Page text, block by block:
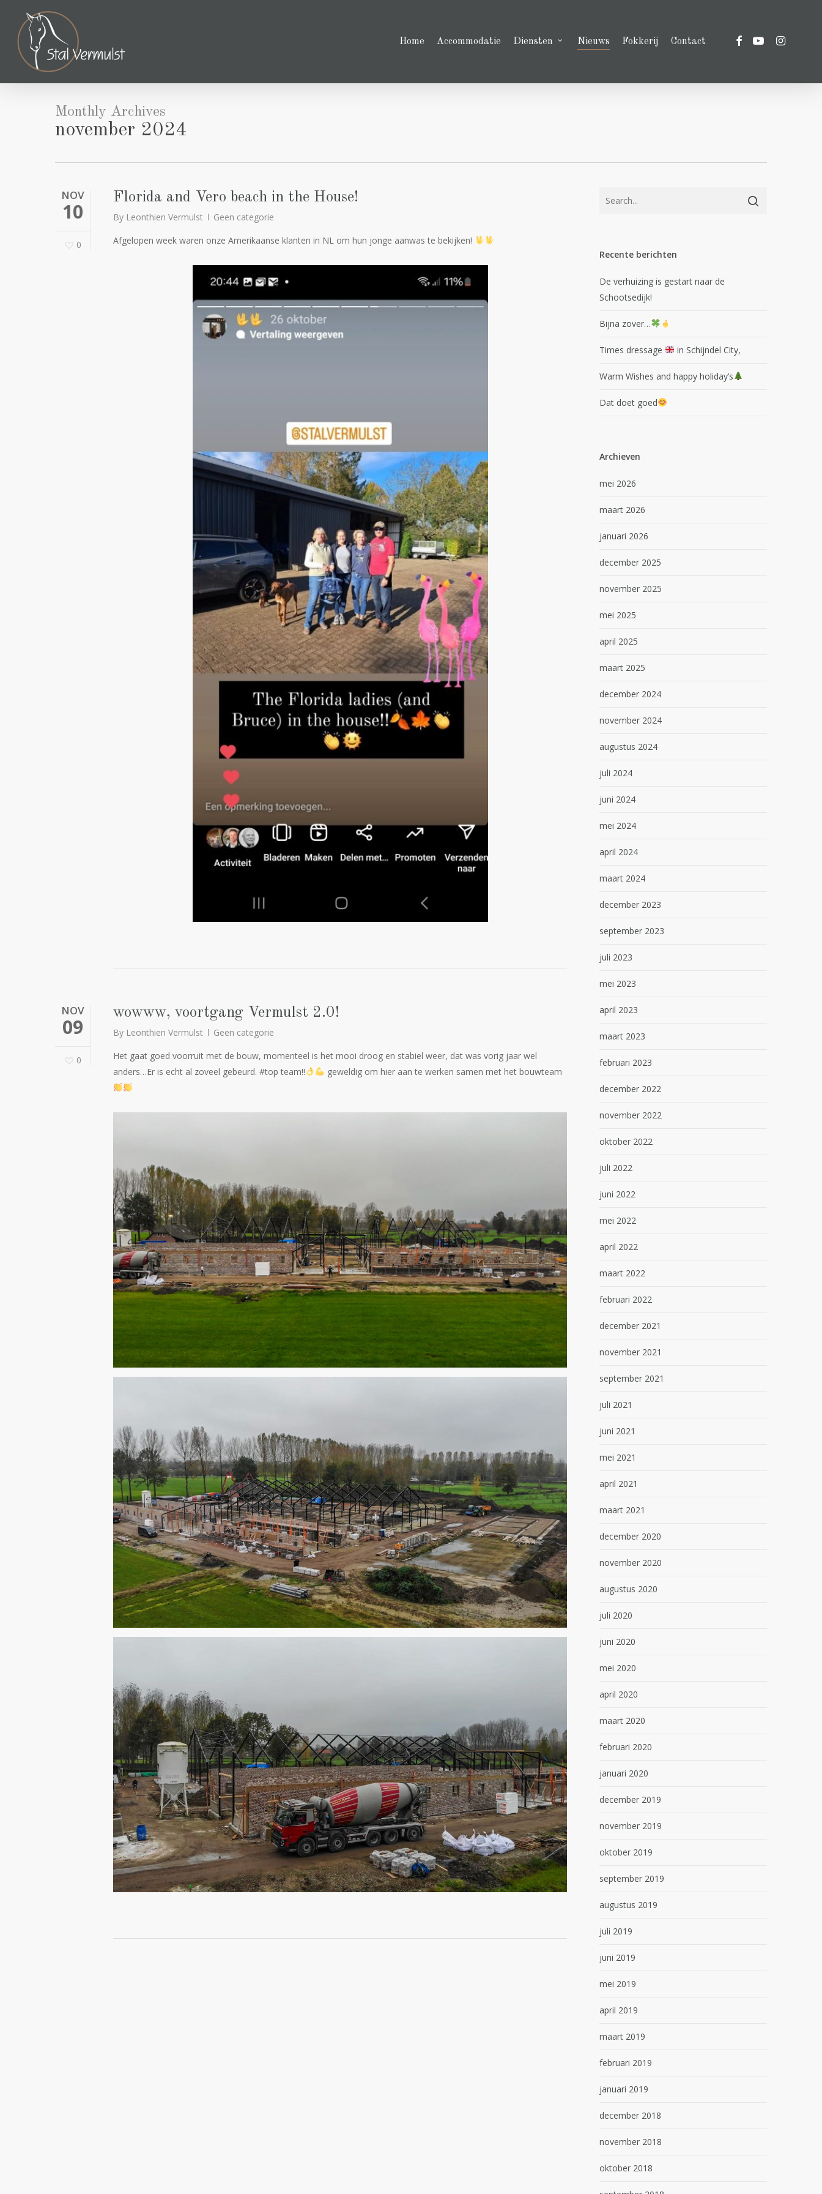
main
content
Home Accommodatie Diensten Nieuws Fokkerij Contact facebookyoutubeinstagram
Monthly Archives
november 2024
NOV
10
0
Florida and Vero beach in the House!
By Leonthien Vermulst
Geen categorie
Afgelopen week waren onze Amerikaanse klanten in NL om hun jonge aanwas te bekijken!
NOV
09
0
wowww, voortgang Vermulst 2.0!
By Leonthien Vermulst
Geen categorie
Het gaat goed voorruit met de bouw, momenteel is het mooi droog en stabiel weer, dat was vorig jaar wel
anders…Er is echt al zoveel gebeurd. #top team!!
geweldig om hier aan te werken samen met het bouwteam
Recente berichten
De verhuizing is gestart naar de
Schootsedijk!
Bijna zover…
Times dressage in Schijndel City,
Warm Wishes and happy holiday’s
Dat doet goed
Archieven
mei 2026
maart 2026
januari 2026
december 2025
november 2025
mei 2025
april 2025
maart 2025
december 2024
november 2024
augustus 2024
juli 2024
juni 2024
mei 2024
april 2024
maart 2024
december 2023
september 2023
juli 2023
mei 2023
april 2023
maart 2023
februari 2023
december 2022
november 2022
oktober 2022
juli 2022
juni 2022
mei 2022
april 2022
maart 2022
februari 2022
december 2021
november 2021
september 2021
juli 2021
juni 2021
mei 2021
april 2021
maart 2021
december 2020
november 2020
augustus 2020
juli 2020
juni 2020
mei 2020
april 2020
maart 2020
februari 2020
januari 2020
december 2019
november 2019
oktober 2019
september 2019
augustus 2019
juli 2019
juni 2019
mei 2019
april 2019
maart 2019
februari 2019
januari 2019
december 2018
november 2018
oktober 2018